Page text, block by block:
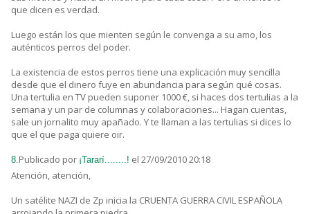
que dicen es verdad.
Luego están los que mienten según le convenga a su amo, los
auténticos perros del poder.
La existencia de estos perros tiene una explicación muy sencilla
desde que el dinero fuye en abundancia para según qué cosas.
Una tertulia en TV pueden suponer 1000 €, si haces dos tertulias a la
semana y un par de columnas y colaboraciones... Hagan cuentas,
sale un jornalito muy apañado. Y te llaman a las tertulias si dices lo
que el que paga quiere oir.
8.Publicado por ¡Tararí........! el 27/09/2010 20:18
Atención, atención,
Un satélite NAZI de Zp inicia la CRUENTA GUERRA CIVIL ESPAÑOLA